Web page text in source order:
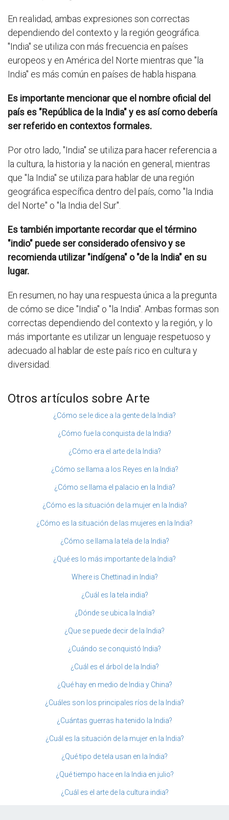
En realidad, ambas expresiones son correctas
dependiendo del contexto y la región geográfica.
"India" se utiliza con más frecuencia en países
europeos y en América del Norte mientras que "la
India" es más común en países de habla hispana.
Es importante mencionar que el nombre oficial del
país es "República de la India" y es así como debería
ser referido en contextos formales.
Por otro lado, "India" se utiliza para hacer referencia a
la cultura, la historia y la nación en general, mientras
que "la India" se utiliza para hablar de una región
geográfica específica dentro del país, como "la India
del Norte" o "la India del Sur".
Es también importante recordar que el término
"indio" puede ser considerado ofensivo y se
recomienda utilizar "indígena" o "de la India" en su
lugar.
En resumen, no hay una respuesta única a la pregunta
de cómo se dice "India" o "la India". Ambas formas son
correctas dependiendo del contexto y la región, y lo
más importante es utilizar un lenguaje respetuoso y
adecuado al hablar de este país rico en cultura y
diversidad.
Otros artículos sobre Arte
¿Cómo se le dice a la gente de la India?
¿Cómo fue la conquista de la India?
¿Cómo era el arte de la India?
¿Cómo se llama a los Reyes en la India?
¿Cómo se llama el palacio en la India?
¿Cómo es la situación de la mujer en la India?
¿Cómo es la situación de las mujeres en la India?
¿Cómo se llama la tela de la India?
¿Qué es lo más importante de la India?
Where is Chettinad in India?
¿Cuál es la tela india?
¿Dónde se ubica la India?
¿Que se puede decir de la India?
¿Cuándo se conquistó India?
¿Cuál es el árbol de la India?
¿Qué hay en medio de India y China?
¿Cuáles son los principales ríos de la India?
¿Cuántas guerras ha tenido la India?
¿Cuál es la situación de la mujer en la India?
¿Qué tipo de tela usan en la India?
¿Qué tiempo hace en la India en julio?
¿Cuál es el arte de la cultura india?